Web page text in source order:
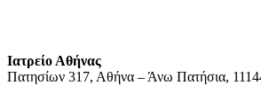
;Ιατρείο Αθήνας
Πατησίων 317, Αθήνα – Άνω Πατήσια,